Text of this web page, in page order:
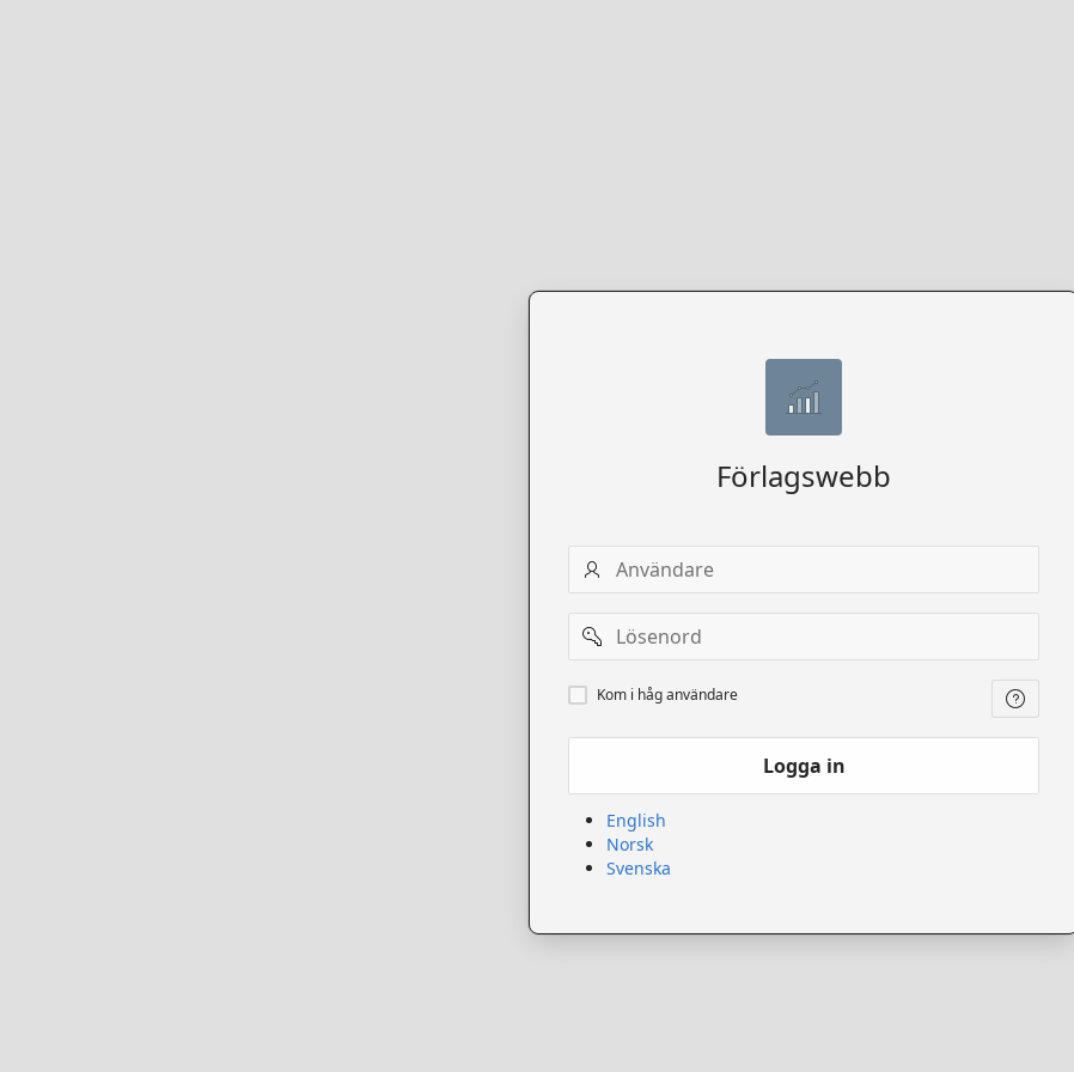
Förlagswebb
Användarnamn
Lösenord
Kom
ihåg
Kom i håg användare
Logga in
English
Norsk
Svenska